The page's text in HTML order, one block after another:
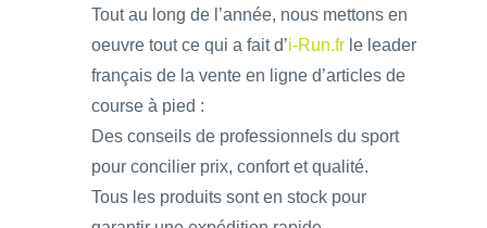
Tout au long de l’année, nous mettons en
oeuvre tout ce qui a fait d’i-Run.fr le leader
français de la vente en ligne d’articles de
course à pied :
Des conseils de professionnels du sport
pour concilier prix, confort et qualité.
Tous les produits sont en stock pour